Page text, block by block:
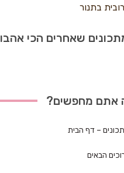
בתנור
שאחרים הכי אהבו
אתם מחפשים?
– דף הבית
הבאים